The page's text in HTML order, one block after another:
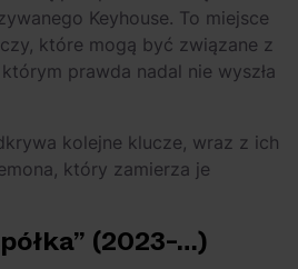
Keyhouse. To miejsce
które mogą być związane z
prawda nadal nie wyszła
kolejne klucze, wraz z ich
który zamierza je
(2023-…)